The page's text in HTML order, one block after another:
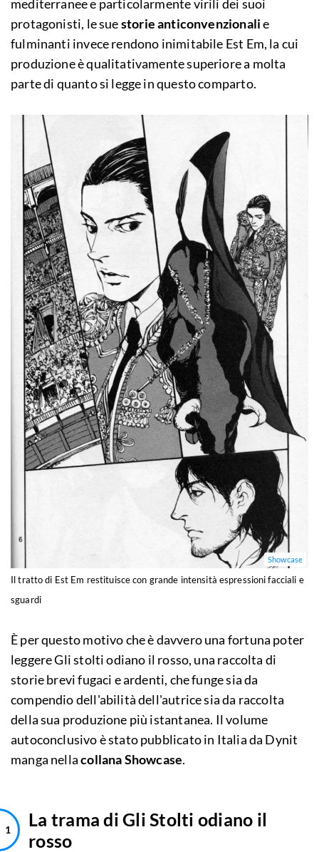
mediterranee e particolarmente virili dei suoi
protagonisti, le suestorie anticonvenzionalie
fulminanti invece rendono inimitabile Est Em, la cui
produzione è qualitativamente superiore a molta
parte di quanto si legge in questo comparto.
Showcase
Il tratto di Est Em restituisce con grande intensità espressioni facciali e
sguardi
È per questo motivo che è davvero una fortuna poter
leggere Gli stolti odiano il rosso, una raccolta di
storie brevi fugaci e ardenti, che funge sia da
compendio dell'abilità dell'autrice sia da raccolta
della sua produzione più istantanea. Il volume
autoconclusivo è stato pubblicato in Italia da Dynit
manga nellacollana Showcase.
La trama di Gli Stolti odiano il
rosso